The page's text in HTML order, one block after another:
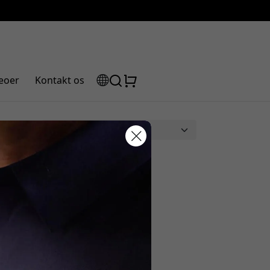
Kontakt os
Note Pro med en perfekt
for at få 5% rabat.